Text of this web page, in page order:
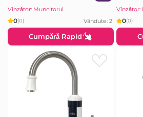
Vînzător: Muncitorul
0(0) Vândute: 2
Cumpără Rapid
Vînzător:
0(0)